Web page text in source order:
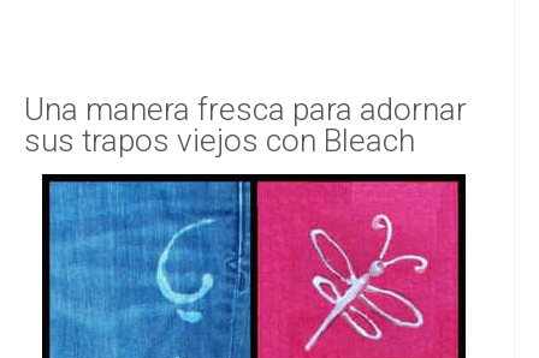
Una manera fresca para adornar
sus trapos viejos con Bleach